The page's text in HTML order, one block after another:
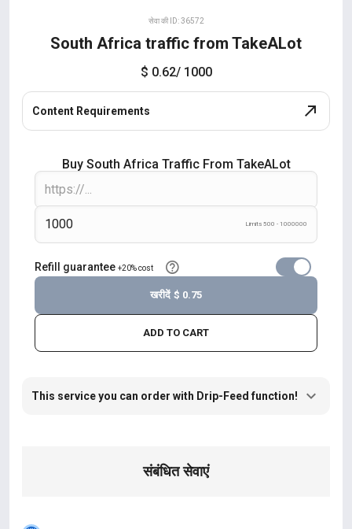
सेवा की ID: 36572
South Africa traffic from TakeALot
$ 0.62/ 1000
Content Requirements
Buy South Africa Traffic From TakeALot
Limits 500 - 1000000
Refill guarantee +20% cost
ADD TO CART
खरीदें $ 0.75
This service you can order with Drip-Feed function!
संबंधित सेवाएं